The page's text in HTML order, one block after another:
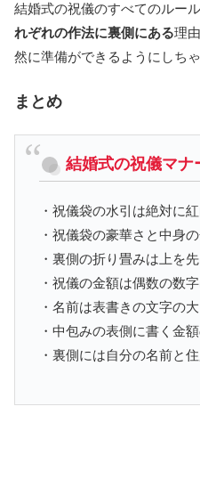
結婚式の祝儀のすべてのルー
れぞれの作法に裏側にある理
然に準備ができるようにしち
まとめ
結婚式の祝儀マナ
・祝儀袋の水引は絶対に
・祝儀袋の豪華さと中身
・裏側の折り畳みは上を
・祝儀の金額は偶数の数
・名前は表書きの文字の
・中包みの表側に書く金
・裏側には自分の名前と